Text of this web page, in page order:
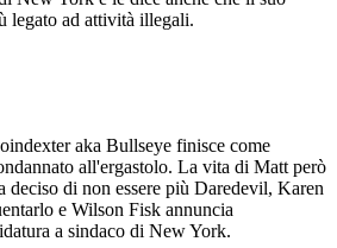
legato ad attività illegali.
aka Bullseye finisce come
all'ergastolo. La vita di Matt però
deciso di non essere più Daredevil, Karen
e Wilson Fisk annuncia
a sindaco di New York.